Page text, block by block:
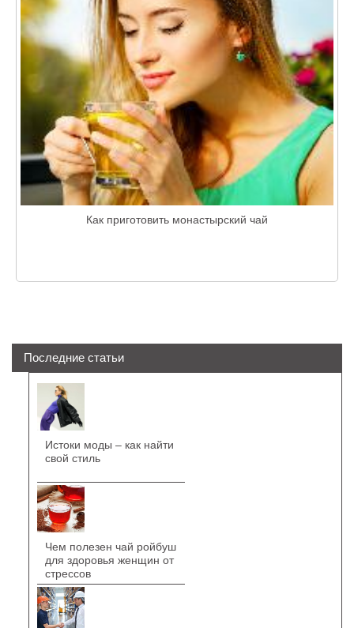
Как приготовить монастырский чай
Последние статьи
Истоки моды – как найти
свой стиль
Чем полезен чай ройбуш
для здоровья женщин от
стрессов